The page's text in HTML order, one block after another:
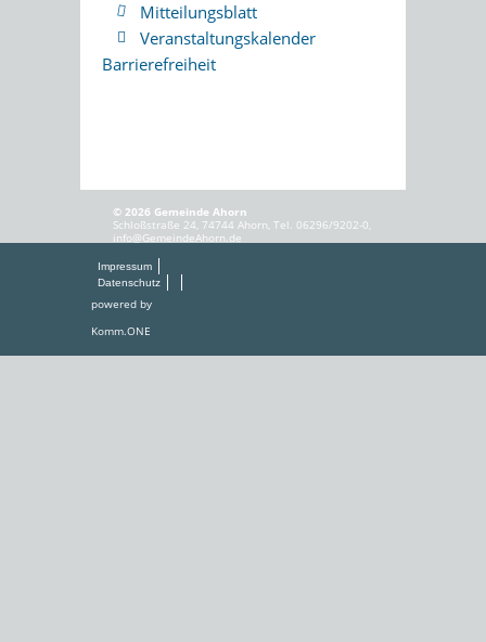
Mitteilungsblatt
Veranstaltungskalender
Barrierefreiheit
© 2026 Gemeinde Ahorn
Schloßstraße 24, 74744 Ahorn, Tel. 06296/9202-0,
info@GemeindeAhorn.de
Impressum
Datenschutz
powered by
Komm.ONE